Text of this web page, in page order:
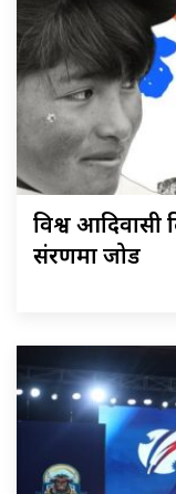
विश्व
संरक्षणमा जोड